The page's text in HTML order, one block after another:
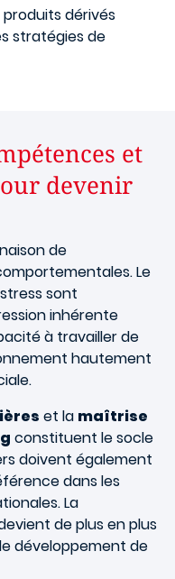
dérivés
stratégies de
et
devenir
de
Le
sont
inhérente
à travailler de
hautement
et la maîtrise
constituent le socle
doivent également
dans les
La
de plus en plus
développement de